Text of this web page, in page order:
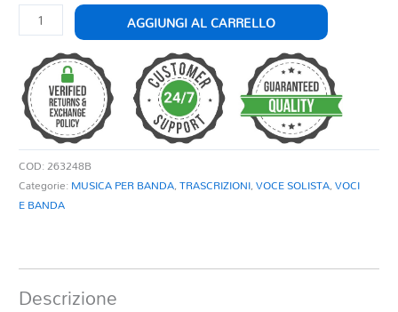
ROMANZA
DELLA
VILJA
DA
LA
VEDOVA
ALLEGRA
quantità
AGGIUNGI AL CARRELLO
COD:263248B
Categorie: MUSICA PER BANDA,TRASCRIZIONI,VOCE SOLISTA,VOCI
E BANDA
Descrizione